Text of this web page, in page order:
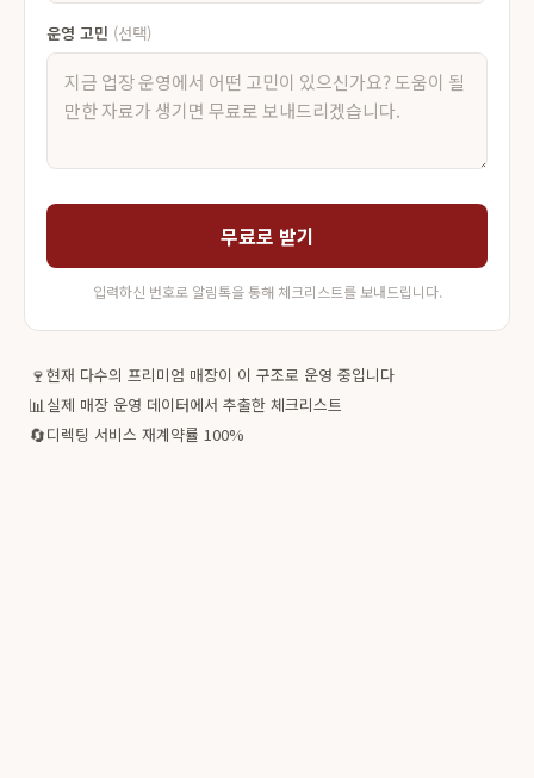
운영 고민 (선택)
무료로 받기
입력하신 번호로 알림톡을 통해 체크리스트를 보내드립니다.
🍷현재 다수의 프리미엄 매장이 이 구조로 운영 중입니다
📊 실제 매장 운영 데이터에서 추출한 체크리스트
🔄디렉팅 서비스 재계약률 100%